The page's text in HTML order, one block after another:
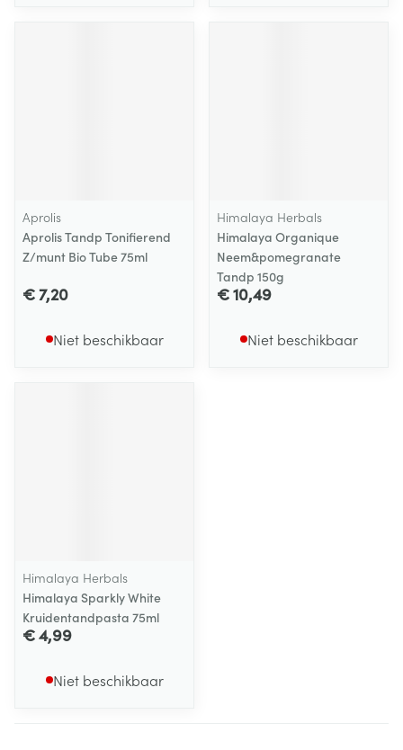
Aprolis
Aprolis Tandp Tonifierend
Z/munt Bio Tube 75ml
€ 7,20
Niet beschikbaar
Himalaya Herbals
Himalaya Organique
Neem&pomegranate
Tandp 150g
€ 10,49
Niet beschikbaar
Himalaya Herbals
Himalaya Sparkly White
Kruidentandpasta 75ml
€ 4,99
Niet beschikbaar